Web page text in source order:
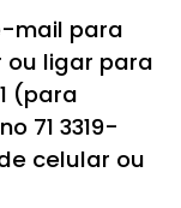
mail para
ou ligar para
(para
71 3319-
celular ou